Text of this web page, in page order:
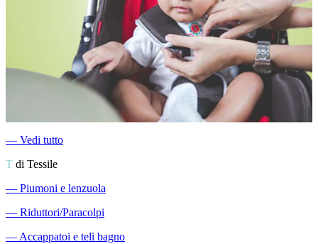
― Vedi tutto
T di Tessile
― Piumoni e lenzuola
― Riduttori/Paracolpi
―Accappatoi e teli bagno